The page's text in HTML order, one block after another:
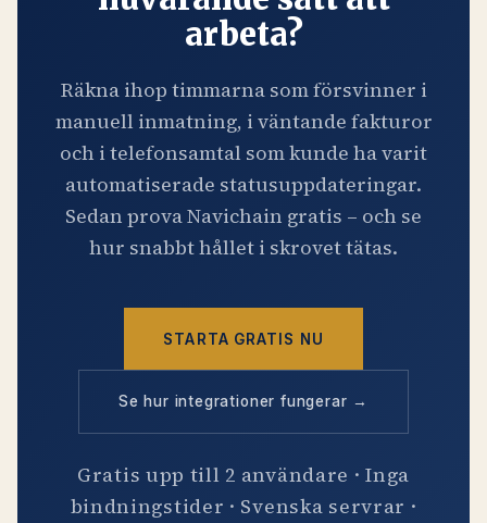
arbeta?
Räkna ihop timmarna som försvinner i
manuell inmatning, i väntande fakturor
och i telefonsamtal som kunde ha varit
automatiserade statusuppdateringar.
Sedan prova Navichain gratis – och se
hur snabbt hållet i skrovet tätas.
STARTA GRATIS NU
Se hur integrationer fungerar →
Gratis upp till 2 användare · Inga
bindningstider · Svenska servrar ·